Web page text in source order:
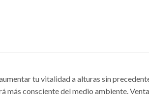
tu vitalidad a alturas sin
más consciente del medio ambiente.